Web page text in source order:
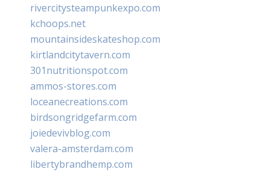
rivercitysteampunkexpo.com
kchoops.net
mountainsideskateshop.com
kirtlandcitytavern.com
301nutritionspot.com
ammos-stores.com
loceanecreations.com
birdsongridgefarm.com
joiedevivblog.com
valera-amsterdam.com
libertybrandhemp.com